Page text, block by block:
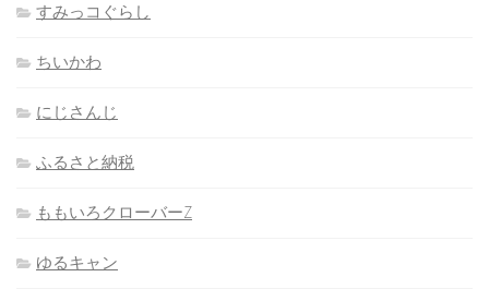
すみっコぐらし
ちいかわ
にじさんじ
ふるさと納税
ももいろクローバーZ
ゆるキャン